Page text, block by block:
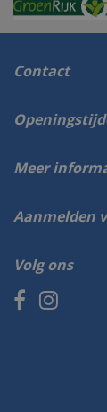
Contact
Volg ons
Meer
Aanmelden